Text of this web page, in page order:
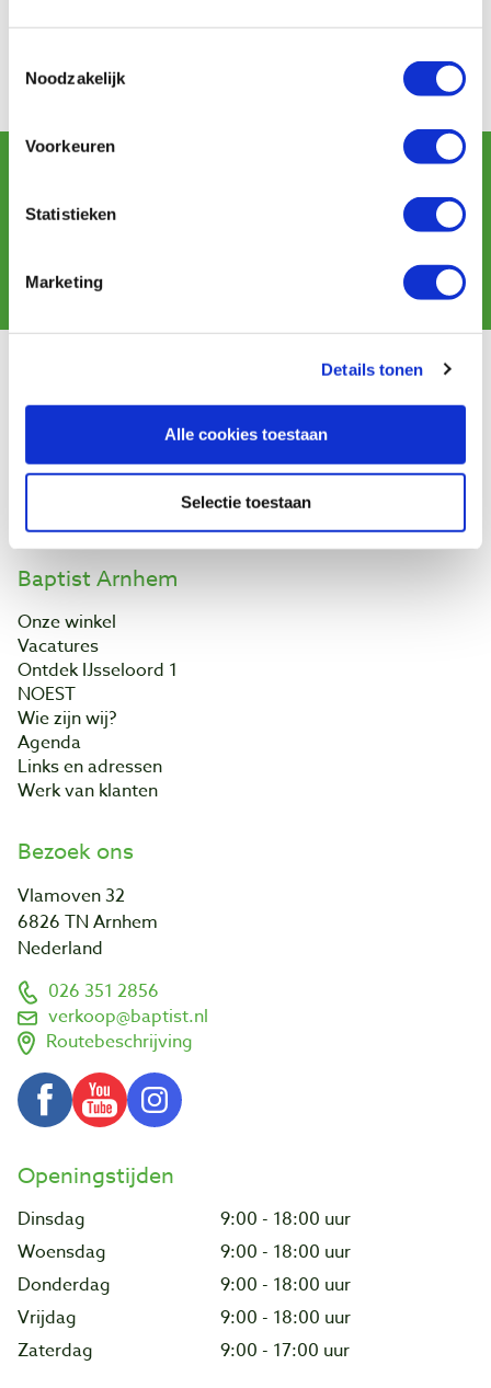
Noodzakelijk
Voorkeuren
Statistieken
Marketing
Details tonen
Alle cookies toestaan
Selectie toestaan
Postcode: 3052 KP
Schrijf u in voor de maandelijkse nieuwsbrief
Bestellen & levering
Retourneren
Baptist Arnhem
Onze winkel
Vacatures
Ontdek IJsseloord 1
NOEST
Wie zijn wij?
Agenda
Links en adressen
Werk van klanten
Bezoek ons
Vlamoven 32
6826 TN Arnhem
Nederland
026 351 2856
verkoop@baptist.nl
Routebeschrijving
Openingstijden
Dinsdag
9:00 - 18:00 uur
Woensdag
9:00 - 18:00 uur
Donderdag
9:00 - 18:00 uur
Vrijdag
9:00 - 18:00 uur
Zaterdag
9:00 - 17:00 uur